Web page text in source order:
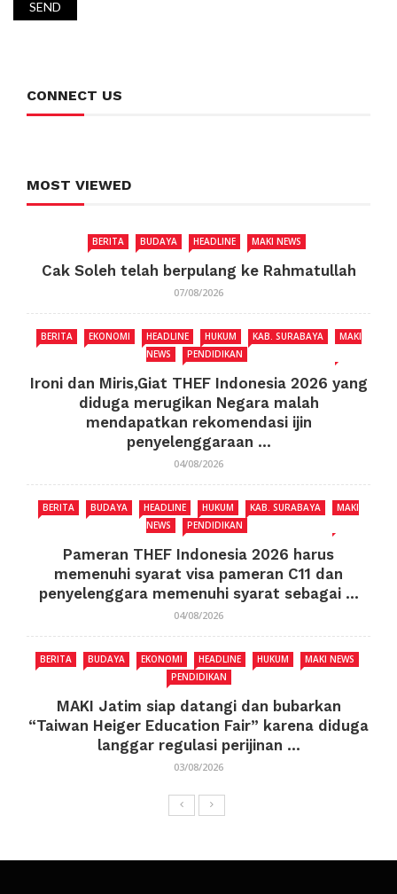
CONNECT US
MOST VIEWED
BERITA BUDAYA HEADLINE MAKI NEWS
Cak Soleh telah berpulang ke Rahmatullah
07/08/2026
BERITA EKONOMI HEADLINE HUKUM KAB. SURABAYA
MAKI
NEWS
PENDIDIKAN
Ironi dan Miris,Giat THEF Indonesia 2026 yang
diduga merugikan Negara malah
mendapatkan rekomendasi ijin
penyelenggaraan ...
04/08/2026
BERITA BUDAYA HEADLINE HUKUM KAB. SURABAYA
MAKI
NEWS
PENDIDIKAN
Pameran THEF Indonesia 2026 harus
memenuhi syarat visa pameran C11 dan
penyelenggara memenuhi syarat sebagai ...
04/08/2026
BERITA BUDAYA EKONOMI HEADLINE HUKUM
MAKI NEWS
PENDIDIKAN
MAKI Jatim siap datangi dan bubarkan
“Taiwan Heiger Education Fair” karena diduga
langgar regulasi perijinan ...
03/08/2026